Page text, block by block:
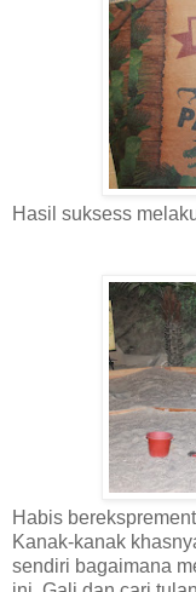
Hasil suksess
Habis
Kanak-kanak
sendiri bagaimana